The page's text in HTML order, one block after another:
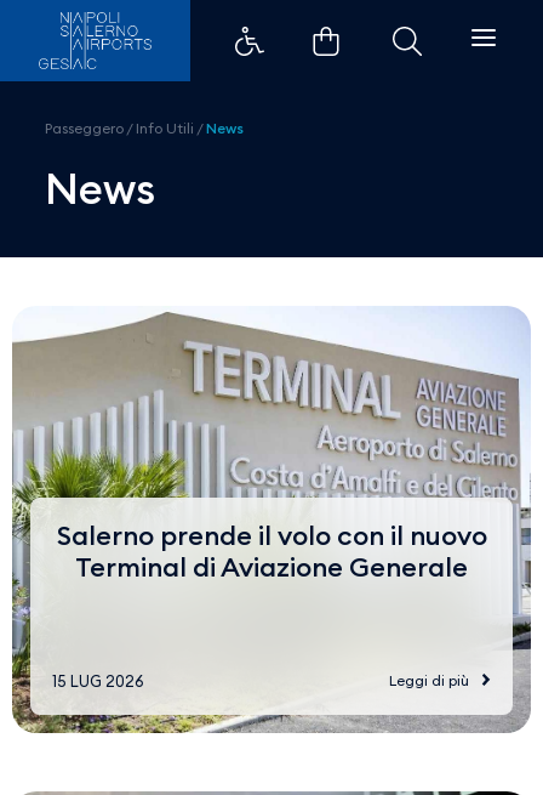
News - Aeroporto di Salerno
Passeggero / Info Utili /News
News
Salerno prende il volo con il nuovo
Terminal di Aviazione Generale
15 LUG 2026 Leggi di più